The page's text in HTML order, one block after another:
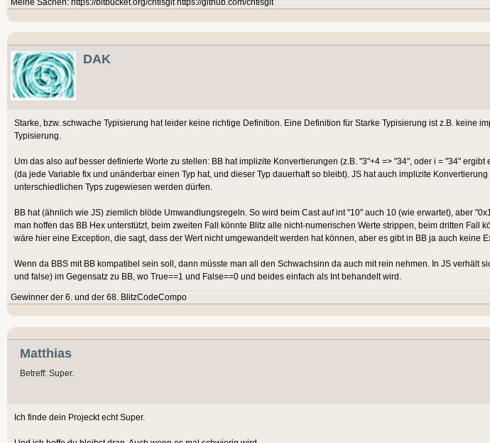
Meine Sachen: https://bitbucket.org/chtisgit https://github.com/chtisgit
DAK
Starke, bzw. schwache Typisierung hat leider keine richtige Definition. Eine Definition für Starke Typisierung ist z.B. keine
Typisierung.
Um das also auf besser definierte Worte zu stellen: BB hat implizite Konvertierungen (z.B. "3"+4 => "34", oder i = "34"
(da jede Variable fix und unänderbar einen Typ hat, und dieser Typ dauerhaft so bleibt). JS hat auch implizite
unterschiedlichen Typs zugewiesen werden dürfen.
BB hat (ähnlich wie JS) ziemlich blöde Umwandlungsregeln. So wird beim Cast auf int "10" auch 10 (wie erwartet), aber
man hoffen das BB Hex unterstützt, beim zweiten Fall könnte Blitz alle nicht-numerischen Werte strippen, beim dritten Fall
wäre hier eine Exception, die sagt, dass der Wert nicht umgewandelt werden hat können, aber es gibt in BB ja auch keine
Wenn da BBS mit BB kompatibel sein soll, dann müsste man all den Schwachsinn da auch mit rein nehmen. In JS verhält
und false) im Gegensatz zu BB, wo True==1 und False==0 und beides einfach als Int behandelt wird.
Gewinner der 6. und der 68. BlitzCodeCompo
Matthias
Betreff: Super.
Ich finde dein Projeckt echt Super.